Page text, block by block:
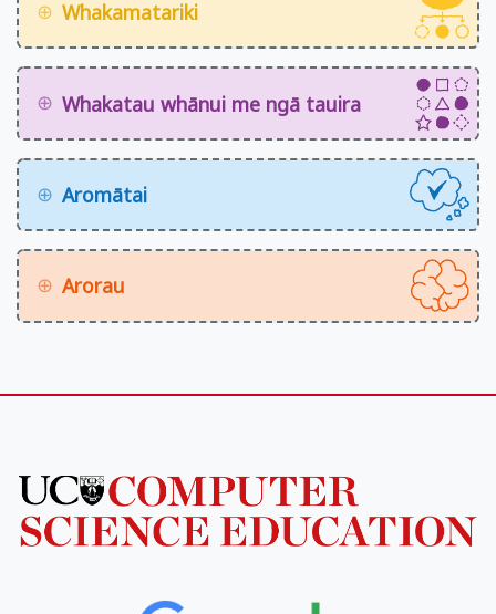
Whakamatariki
Whakatau whānui me ngā tauira
Aromātai
Arorau